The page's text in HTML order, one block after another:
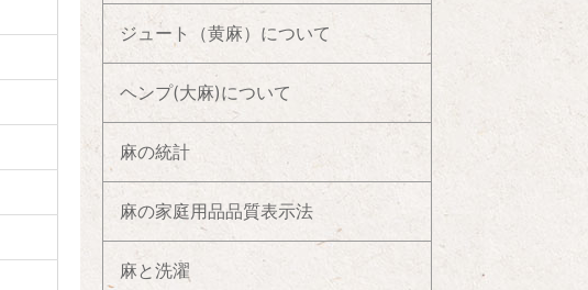
ジュート（黄麻）について
ヘンプ(大麻)について
麻の統計
麻の家庭用品品質表示法
麻と洗濯